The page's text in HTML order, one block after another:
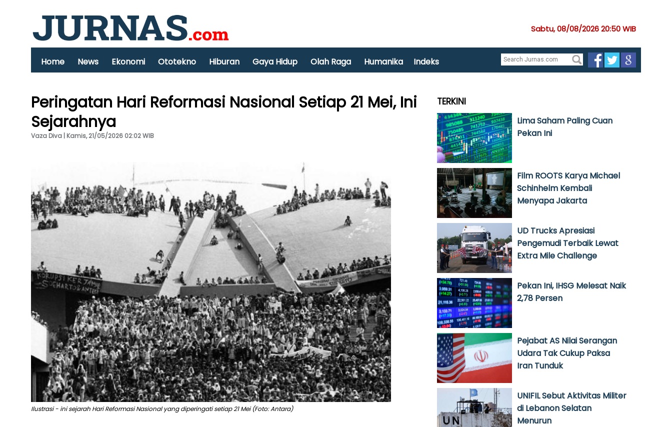
Sabtu, 08/08/2026 20:50 WIB
Home News Ekonomi Ototekno Hiburan Gaya Hidup Olah Raga Humanika Indeks
Peringatan Hari Reformasi Nasional Setiap 21 Mei, Ini
Sejarahnya
Vaza Diva | Kamis, 21/05/2026 02:02 WIB
Ilustrasi - ini sejarah Hari Reformasi Nasional yang diperingati setiap 21 Mei (Foto: Antara)
TERKINI
Lima Saham Paling Cuan
Pekan Ini
Film ROOTS Karya Michael
Schinhelm Kembali
Menyapa Jakarta
UD Trucks Apresiasi
Pengemudi Terbaik Lewat
Extra Mile Challenge
Pekan Ini, IHSG Melesat Naik
2,78 Persen
Pejabat AS Nilai Serangan
Udara Tak Cukup Paksa
Iran Tunduk
UNIFIL Sebut Aktivitas Militer
di Lebanon Selatan
Menurun